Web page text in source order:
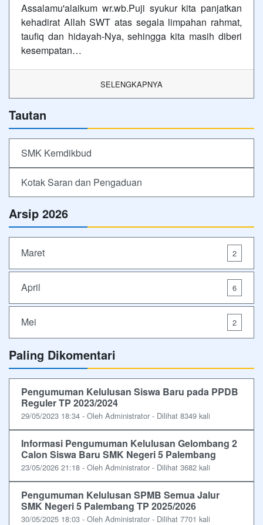
Assalamu'alaikum wr.wb.Puji syukur kita panjatkan
kehadirat Allah SWT atas segala limpahan rahmat,
taufiq dan hidayah-Nya, sehingga kita masih diberi
kesempatan…
SELENGKAPNYA
Tautan
SMK Kemdikbud
Kotak Saran dan Pengaduan
Arsip 2026
Maret 2
April 6
Mei 2
Paling Dikomentari
Pengumuman Kelulusan Siswa Baru pada PPDB
Reguler TP 2023/2024
29/05/2023 18:34 - Oleh Administrator - Dilihat 8349 kali
Informasi Pengumuman Kelulusan Gelombang 2
Calon Siswa Baru SMK Negeri 5 Palembang
23/05/2026 21:18 - Oleh Administrator - Dilihat 3682 kali
Pengumuman Kelulusan SPMB Semua Jalur
SMK Negeri 5 Palembang TP 2025/2026
30/05/2025 18:03 - Oleh Administrator - Dilihat 7701 kali